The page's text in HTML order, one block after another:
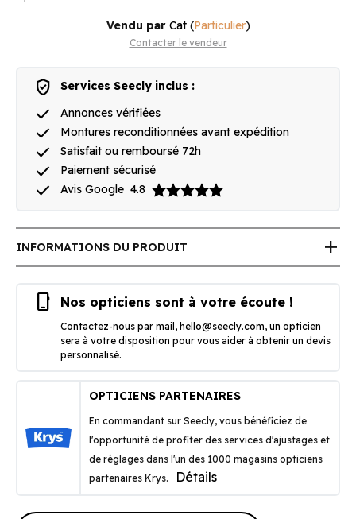
Vendu par Cat(Particulier)
Contacter le vendeur
verified_user Services Seecly inclus :
done Annonces vérifiées
done Montures reconditionnées avant expédition
done Satisfait ou remboursé 72h
done Paiement sécurisé
done Avis Google 4.8
INFORMATIONS DU PRODUIT add
phone_iphone Nos opticiens sont à votre écoute !
Contactez-nous par mail, hello@seecly.com, un opticien
sera à votre disposition pour vous aider à obtenir un devis
personnalisé.
OPTICIENS PARTENAIRES
En commandant sur Seecly, vous bénéficiez de
l'opportunité de profiter des services d'ajustages et
de réglages dans l'un des 1000 magasins opticiens
partenaires Krys.
Détails